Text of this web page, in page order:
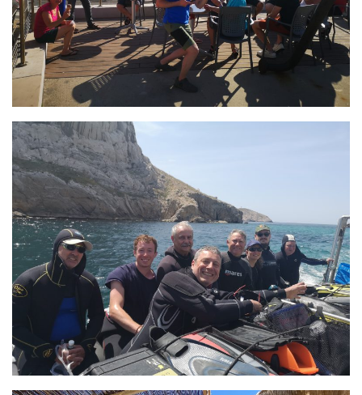
Organisation
Responsables
Fosse
Sorties techniques
SORTIES
Sorties 2026
Sorties 2025
Sorties 2024
Sorties 2023
Sorties 2022
Sorties 2021
Sorties 2020
Sorties 2019
Sorties 2018